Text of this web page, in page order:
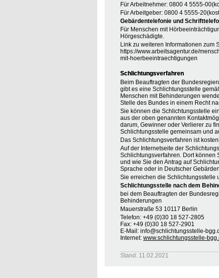
Für Arbeitnehmer: 0800 4 5555-
Für Arbeitgeber: 0800 4 5555-
Gebärdentelefonie und
Für Menschen mit
Hörgeschädigte.
Link zu weiteren Informationen zum
https://www.arbeitsagentur.de/
mit-hoerbeeintraechtigungen
Schlichtungsverfahren
Beim Beauftragten der
gibt es eine Schlichtungsstelle
Menschen mit Behinderungen
Stelle des Bundes in einem Recht
Sie können die Schlichtungsstelle
aus der oben genannten
darum, Gewinner oder Verlierer zu
Schlichtungsstelle gemeinsam und
Das Schlichtungsverfahren ist
Auf der Internetseite der
Schlichtungsverfahren. Dort können
und wie Sie den Antrag auf
Sprache oder in Deutscher
Sie erreichen die Schlichtungsstelle
Schlichtungsstelle nach dem
bei dem Beauftragten der
Behinderungen
Mauerstraße 53 10117 Berlin
Telefon: +49 (0)30 18 527-2805
Fax: +49 (0)30 18 527-2901
E-Mail: info@schlichtungsstelle-
Internet: www.schlichtungsstelle-
Stand: 11.02.2021